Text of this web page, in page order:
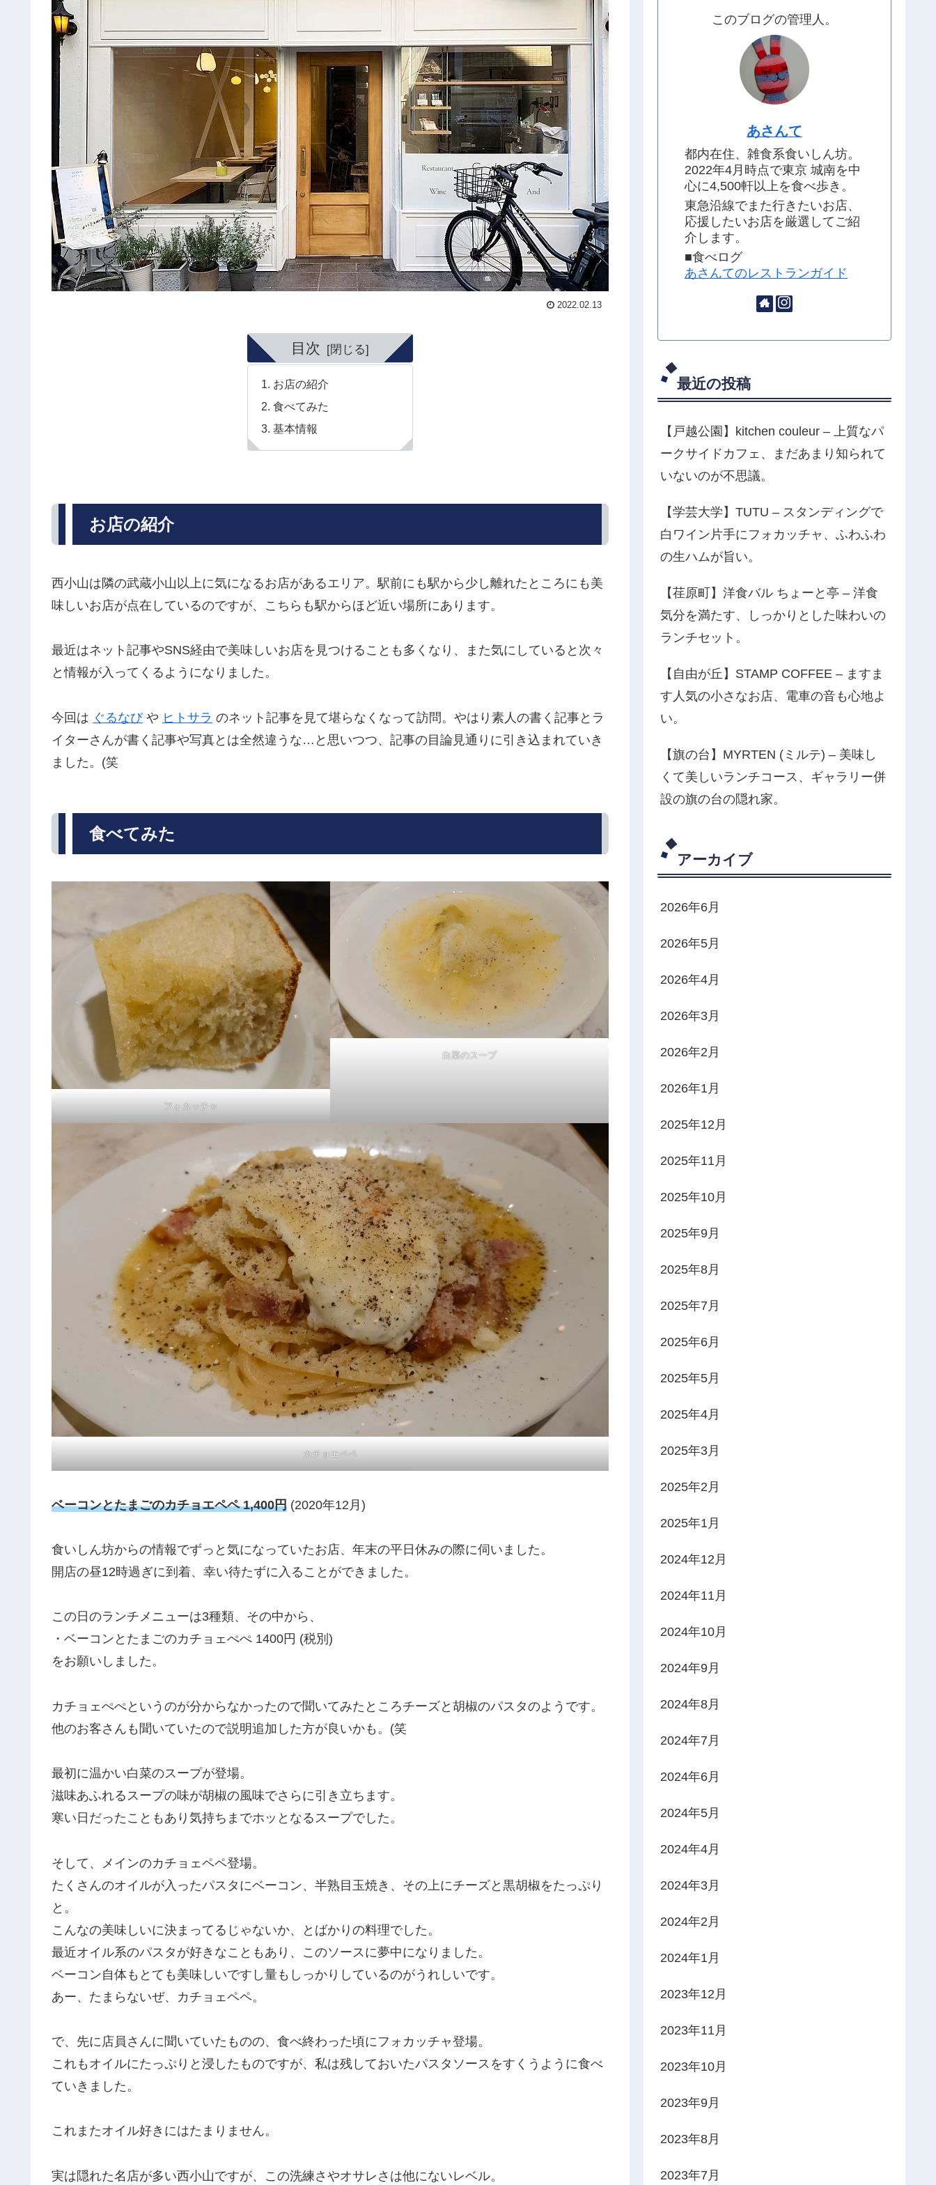
2022.02.13
目次
お店の紹介
食べてみた
基本情報
お店の紹介
西小山は隣の武蔵小山以上に気になるお店があるエリア。駅前にも駅から少し離れたところにも美
味しいお店が点在しているのですが、こちらも駅からほど近い場所にあります。
最近はネット記事やSNS経由で美味しいお店を見つけることも多くなり、また気にしていると次々
と情報が入ってくるようになりました。
今回は ぐるなびや ヒトサラ のネット記事を見て堪らなくなって訪問。やはり素人の書く記事とラ
イターさんが書く記事や写真とは全然違うな…と思いつつ、記事の目論見通りに引き込まれていき
ました。(笑
食べてみた
フォカッチャ
白菜のスープ
カチョエペペ
ベーコンとたまごのカチョエペペ 1,400円 (2020年12月)
食いしん坊からの情報でずっと気になっていたお店、年末の平日休みの際に伺いました。
開店の昼12時過ぎに到着、幸い待たずに入ることができました。
この日のランチメニューは3種類、その中から、
・ベーコンとたまごのカチョェぺぺ 1400円 (税別)
をお願いしました。
カチョェぺぺというのが分からなかったので聞いてみたところチーズと胡椒のパスタのようです。
他のお客さんも聞いていたので説明追加した方が良いかも。(笑
最初に温かい白菜のスープが登場。
滋味あふれるスープの味が胡椒の風味でさらに引き立ちます。
寒い日だったこともあり気持ちまでホッとなるスープでした。
そして、メインのカチョェペペ登場。
たくさんのオイルが入ったパスタにベーコン、半熟目玉焼き、その上にチーズと黒胡椒をたっぷり
と。
こんなの美味しいに決まってるじゃないか、とばかりの料理でした。
最近オイル系のパスタが好きなこともあり、このソースに夢中になりました。
ベーコン自体もとても美味しいですし量もしっかりしているのがうれしいです。
あー、たまらないぜ、カチョェペペ。
で、先に店員さんに聞いていたものの、食べ終わった頃にフォカッチャ登場。
これもオイルにたっぷりと浸したものですが、私は残しておいたパスタソースをすくうように食べ
ていきました。
これまたオイル好きにはたまりません。
実は隠れた名店が多い西小山ですが、この洗練さやオサレさは他にないレベル。
このブログの管理人。
あさんて
都内在住、雑食系食いしん坊。
2022年4月時点で東京 城南を中
心に4,500軒以上を食べ歩き。
東急沿線でまた行きたいお店、
応援したいお店を厳選してご紹
介します。
■食べログ
あさんてのレストランガイド
最近の投稿
【戸越公園】kitchen couleur – 上質なパ
ークサイドカフェ、まだあまり知られて
いないのが不思議。
【学芸大学】TUTU – スタンディングで
白ワイン片手にフォカッチャ、ふわふわ
の生ハムが旨い。
【荏原町】洋食バル ちょーと亭 – 洋食
気分を満たす、しっかりとした味わいの
ランチセット。
【自由が丘】STAMP COFFEE – ますま
す人気の小さなお店、電車の音も心地よ
い。
【旗の台】MYRTEN (ミルテ) – 美味し
くて美しいランチコース、ギャラリー併
設の旗の台の隠れ家。
アーカイブ
2026年6月
2026年5月
2026年4月
2026年3月
2026年2月
2026年1月
2025年12月
2025年11月
2025年10月
2025年9月
2025年8月
2025年7月
2025年6月
2025年5月
2025年4月
2025年3月
2025年2月
2025年1月
2024年12月
2024年11月
2024年10月
2024年9月
2024年8月
2024年7月
2024年6月
2024年5月
2024年4月
2024年3月
2024年2月
2024年1月
2023年12月
2023年11月
2023年10月
2023年9月
2023年8月
2023年7月